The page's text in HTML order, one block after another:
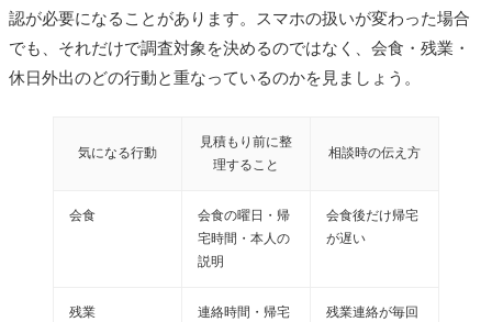
認が必要になることがあります。スマホの扱いが変わった場合
でも、それだけで調査対象を決めるのではなく、会食・残業・
休日外出のどの行動と重なっているのかを見ましょう。
気になる行動
見積もり前に整
理すること
相談時の伝え方
会食
会食の曜日・帰
宅時間・本人の
説明
会食後だけ帰宅
が遅い
残業
連絡時間・帰宅
残業連絡が毎回